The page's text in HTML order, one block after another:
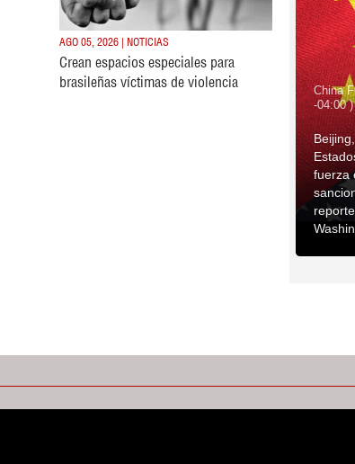
AGO 05, 2026 | NOTICIAS
Crean espacios especiales para
brasileñas víctimas de violencia
China
-04:00 )
fuerza